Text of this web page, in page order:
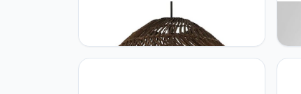
GERAGUR Natuurlijke Rotan
Hanglamp, Handgeweven
Hanglamp, Japanse Stijl Bamboe
Lichtpunt, Indoor Hangende